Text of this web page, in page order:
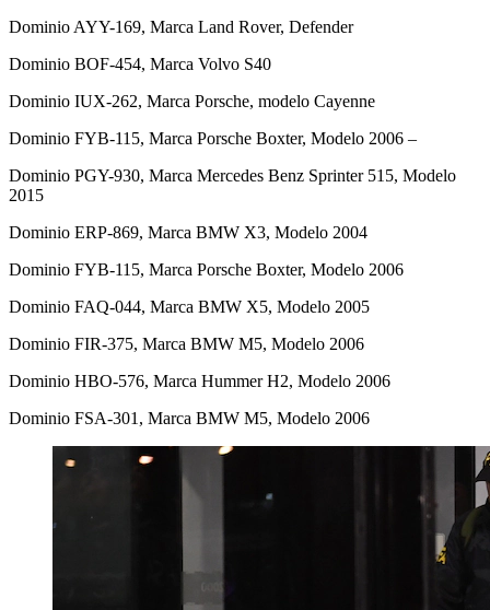
Dominio AYY-169, Marca Land Rover, Defender
Dominio BOF-454, Marca Volvo S40
Dominio IUX-262, Marca Porsche, modelo Cayenne
Dominio FYB-115, Marca Porsche Boxter, Modelo 2006 –
Dominio PGY-930, Marca Mercedes Benz Sprinter 515, Modelo
2015
Dominio ERP-869, Marca BMW X3, Modelo 2004
Dominio FYB-115, Marca Porsche Boxter, Modelo 2006
Dominio FAQ-044, Marca BMW X5, Modelo 2005
Dominio FIR-375, Marca BMW M5, Modelo 2006
Dominio HBO-576, Marca Hummer H2, Modelo 2006
Dominio FSA-301, Marca BMW M5, Modelo 2006